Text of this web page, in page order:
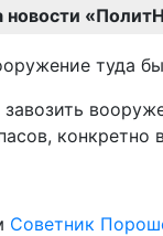
туда
Советник